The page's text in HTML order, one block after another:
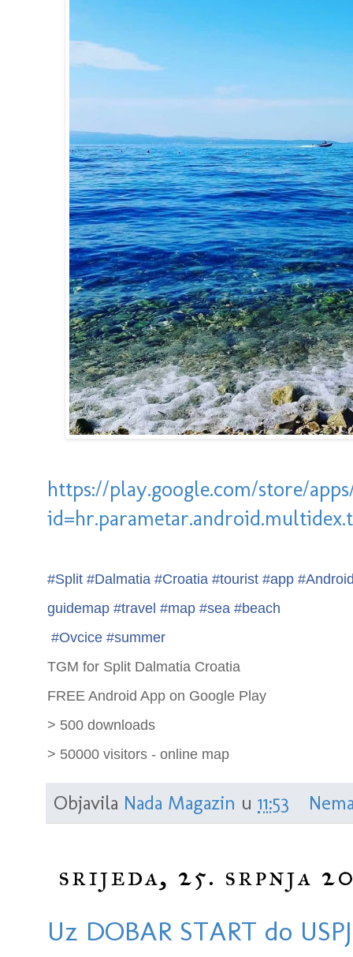
https://play.google.com/store/
#Split #Dalmatia #Croatia #tourist #app #
guidemap #travel #map #sea #beach
#Ovcice #summer
TGM for Split Dalmatia Croatia
FREE Android App on Google Play
> 500 downloads
> 50000 visitors - online map
Objavila Nada Magazin u 11:53
srijeda, 25. srpnja
Uz DOBAR START do